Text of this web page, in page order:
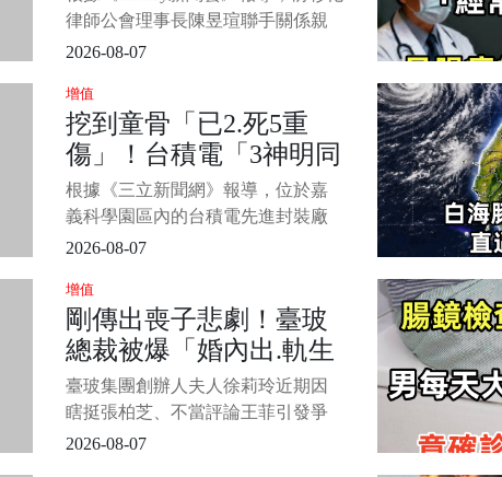
堆」照片曝光
律師公會理事長陳昱瑄聯手關係親
密的「道德經老師」李世宗一家
基金會有意採購BNT疫苗時，李世
宗的大兒子李易儒以掮客身分主動
接觸慈濟，陳昱瑄與李易儒初次拜
會證嚴法師時，立即使出佛教最高
敬禮「下跪頂禮」，透過精心設計
的話術，
2026-08-07
增值
挖到童骨「已2.死5重
傷」！台積電「3神明同
時駐駕」畫面曝光 急請
布袋戲鎮壓
根據《三立新聞網》報導，位於嘉
義科學園區內的台積電先進封裝廠
區，今日適逢關聖帝君聖誕千秋，
祈願工程平安順遂。 廠區內臨時搭
設的鐵皮屋神壇首度曝光，三尊神
像依序為土地公、關公及地藏王，
供桌擺滿祝賀壽塔，場面莊嚴肅
穆。
2026-08-07
增值
剛傳出喪子悲劇！臺玻
總裁被爆「婚內出.軌生
女」小.三竟是「八點檔
女星」
臺玻集團創辦人夫人徐莉玲近期因
瞎挺張柏芝、不當評論王菲引發爭
議，又傳出喪子悲劇，使她與臺玻
2026-08-07